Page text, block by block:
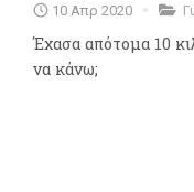
10 Απρ 2020
Έχασα απότομα 10
να κάνω;